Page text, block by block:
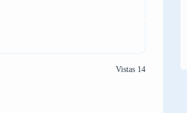
Vistas 14